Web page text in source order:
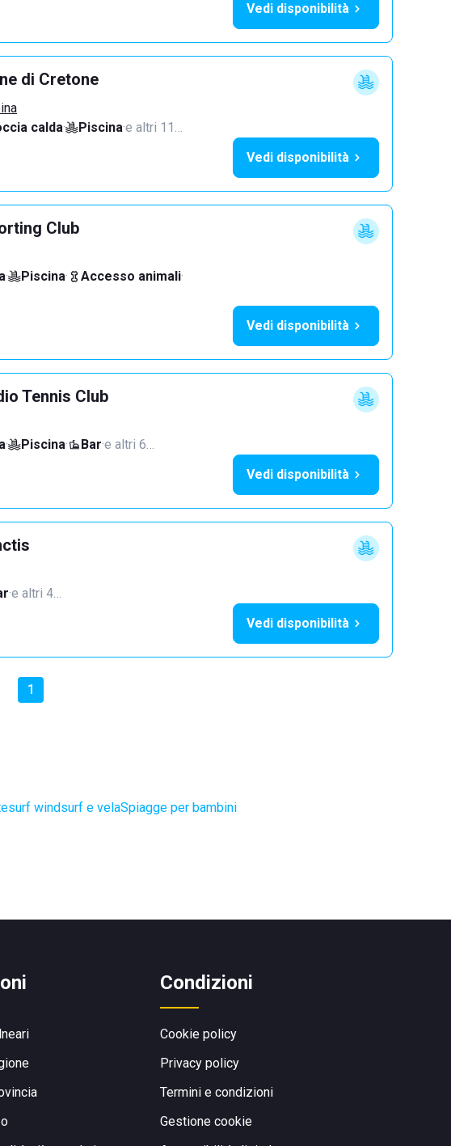
Vedi disponibilità
di Cretone
calda· Piscina·e altri 11…
Vedi disponibilità
Club
· Piscina· Accesso animali·
Vedi disponibilità
Tennis Club
· Piscina· Bar·e altri 6…
Vedi disponibilità
·e altri 4…
Vedi disponibilità
1
windsurf e velaSpiagge per bambini
Condizioni
Cookie policy
Privacy policy
Termini e condizioni
Gestione cookie